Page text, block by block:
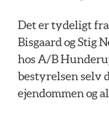
Det er tydeligt
Bisgaard og Stig
hos A/B
bestyrelsen selv
ejendommen og